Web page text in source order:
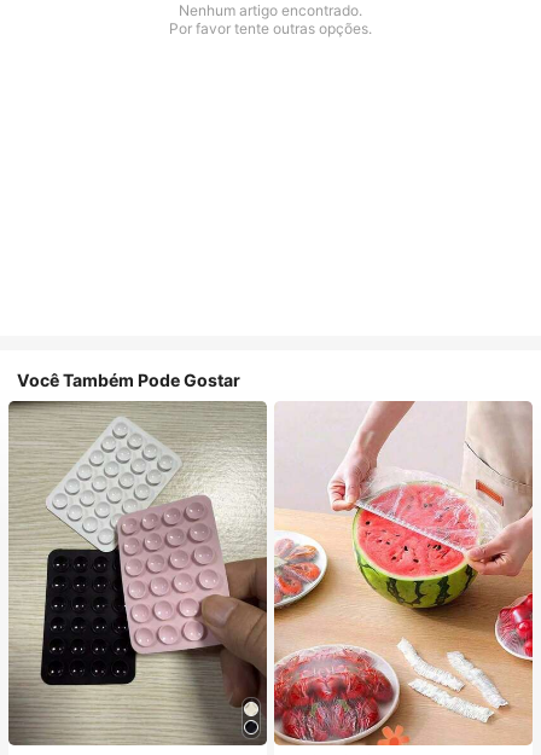
Nenhum artigo encontrado.
Por favor tente outras opções.
Você Também Pode Gostar